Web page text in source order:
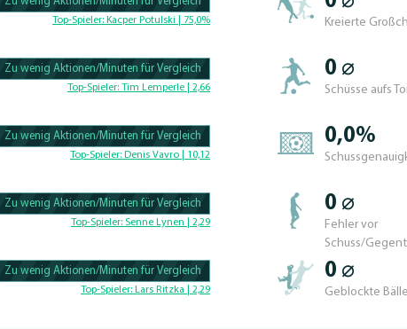
100.39682539683% Complete
Top-Spieler: Kacper Potulski | 75,0%
100.4% Complete
Zu wenig Aktionen/Minuten für Vergleich
Top-Spieler: Tim Lemperle | 2,66
100.46728971963% Complete
Zu wenig Aktionen/Minuten für Vergleich
Top-Spieler: Denis Vavro | 10,12
100.43859649123% Complete
Zu wenig Aktionen/Minuten für Vergleich
Top-Spieler: Senne Lynen | 2,29
100.40650406504% Complete
Zu wenig Aktionen/Minuten für Vergleich
Top-Spieler: Lars Ritzka | 2,29
Kreierte
0 ⌀
Schüsse aufs
0,0%
0 ⌀
Fehler vor
Schuss/
0 ⌀
Geblockte Bälle